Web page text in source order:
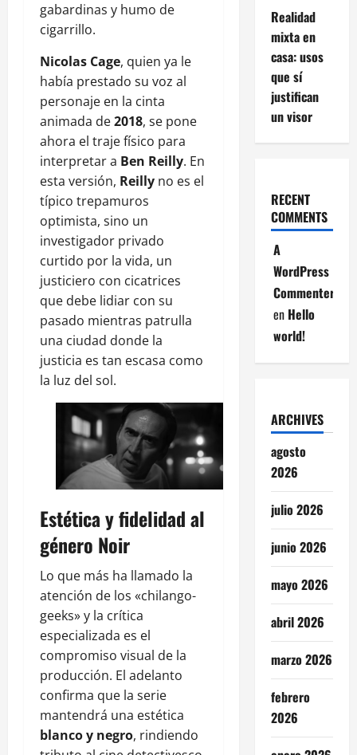
gabardinas y humo de
cigarrillo.
Nicolas Cage, quien ya le
había prestado su voz al
personaje en la cinta
animada de2018, se pone
ahora el traje físico para
interpretar a Ben Reilly. En
esta versión, Reilly no es el
típico trepamuros
optimista, sino un
investigador privado
curtido por la vida, un
justiciero con cicatrices
que debe lidiar con su
pasado mientras patrulla
una ciudad donde la
justicia es tan escasa como
la luz del sol.
Estética y fidelidad al
género Noir
Lo que más ha llamado la
atención de los «chilango-
geeks» y la crítica
especializada es el
compromiso visual de la
producción. El adelanto
confirma que la serie
mantendrá una estética
blanco y negro, rindiendo
Realidad
mixta en
casa: usos
que sí
justifican
un visor
RECENT
COMMENTS
A
WordPress
Commenter
en Hello
world!
ARCHIVES
agosto
2026
julio 2026
junio 2026
mayo 2026
abril 2026
marzo 2026
febrero
2026